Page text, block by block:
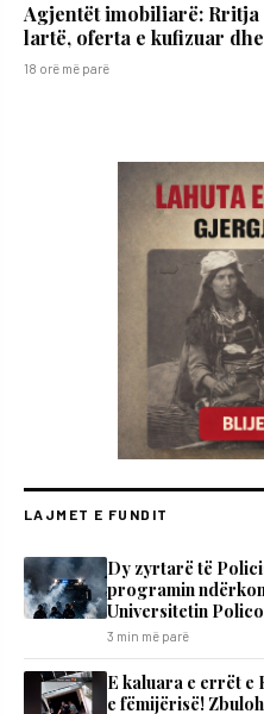
Agjentët imobiliarë: Rritja
lartë, oferta e kufizuar
18 orë më parë
LAJMET E FUNDIT
Dy zyrtarë të
programin
Universitetin
3 min më parë
E kaluara e errët e
e fëmijërisë!